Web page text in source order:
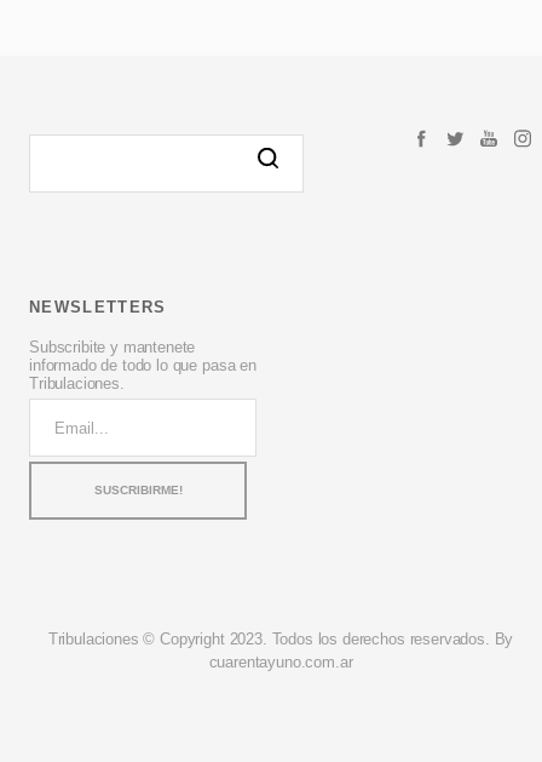
NEWSLETTERS
Subscribite y mantenete
informado de todo lo que pasa en
Tribulaciones.
Tribulaciones © Copyright 2023. Todos los derechos reservados. By
cuarentayuno.com.ar